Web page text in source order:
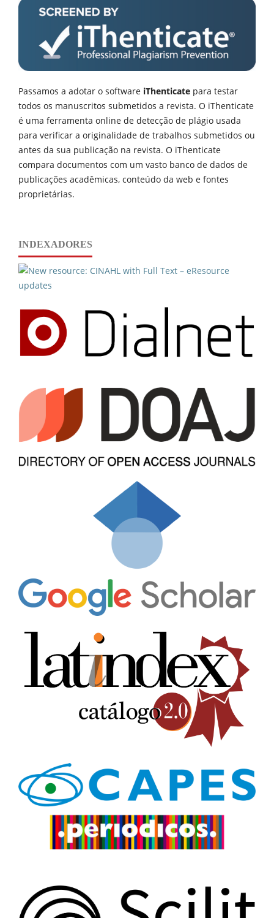
Passamos a adotar o software iThenticate para testar
todos os manuscritos submetidos a revista. O iThenticate
é uma ferramenta online de detecção de plágio usada
para verificar a originalidade de trabalhos submetidos ou
antes da sua publicação na revista. O iThenticate
compara documentos com um vasto banco de dados de
publicações acadêmicas, conteúdo da web e fontes
proprietárias.
INDEXADORES